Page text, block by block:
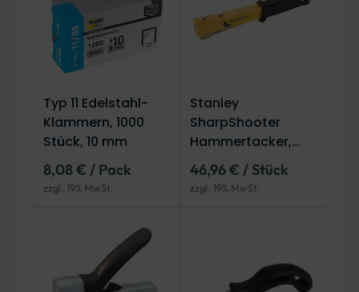
Typ 11 Edelstahl-
Klammern, 1000
Stück, 10 mm
8,08 € / Pack
zzgl. 19% MwSt.
Stanley
SharpShooter
Hammertacker,
Typ G
46,96 € / Stück
zzgl. 19% MwSt.